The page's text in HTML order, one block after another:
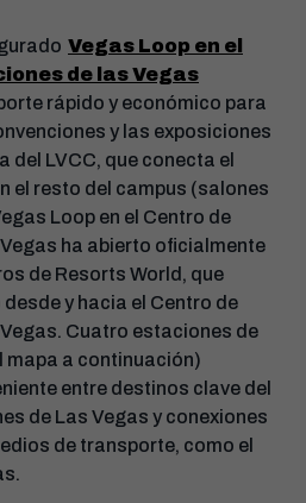
Vegas Loop en el
de las Vegas
rápido y económico para
y las exposiciones
del LVCC, que conecta el
el resto del campus (salones
Loop en el Centro de
ha abierto oficialmente
de Resorts World, que
y hacia el Centro de
Cuatro estaciones de
mapa a continuación)
entre destinos clave del
de Las Vegas y conexiones
de transporte, como el